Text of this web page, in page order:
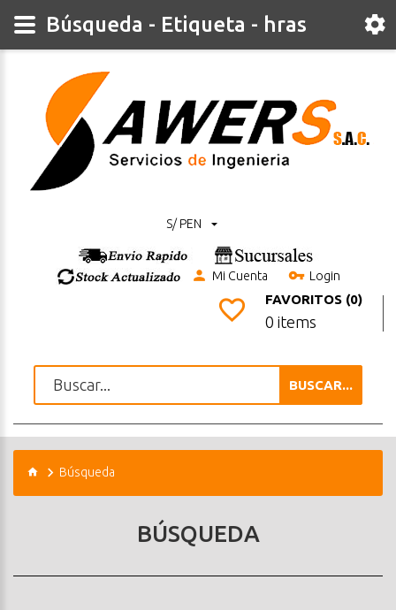
S/ PEN
Mi Cuenta Login
FAVORITOS (0)
0 items
BUSCAR...
Búsqueda
BÚSQUEDA
Búsqueda - Etiqueta - hras